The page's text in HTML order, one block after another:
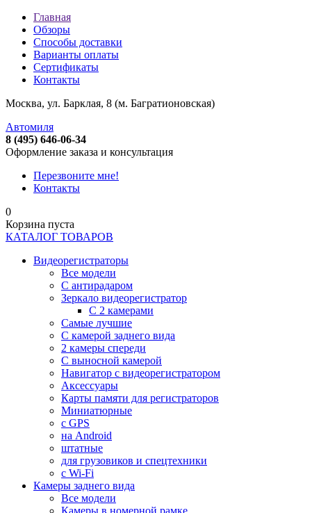
Главная
Обзоры
Способы доставки
Варианты оплаты
Сертификаты
Контакты
Москва, ул. Барклая, 8 (м. Багратионовская)
Автомиля
8 (495) 646-06-34
Оформление заказа и консультация
Перезвоните мне!
Контакты
0
Корзина пуста
КАТАЛОГ ТОВАРОВ
Видеорегистраторы
Все модели
C антирадаром
Зеркало видеорегистратор
С 2 камерами
Самые лучшие
С камерой заднего вида
2 камеры спереди
С выносной камерой
Навигатор с видеорегистратором
Аксессуары
Карты памяти для регистраторов
Миниатюрные
с GPS
на Android
штатные
для грузовиков и спецтехники
с Wi-Fi
Камеры заднего вида
Все модели
Камеры в номерной рамке